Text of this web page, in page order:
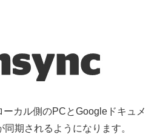
ーカル側のPCとGoogleドキュメ
期されるようになります。